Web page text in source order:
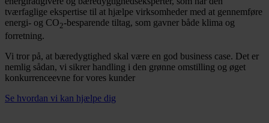
tværfaglige ekspertise til at hjælpe virksomheder med at gennemføre
energi- og CO2-besparende tiltag, som gavner både klima og
forretning.
Vi tror på, at bæredygtighed skal være en god business case. Det er
nemlig sådan, vi sikrer handling i den grønne omstilling og øget
konkurrenceevne for vores kunder
Se hvordan vi kan hjælpe dig